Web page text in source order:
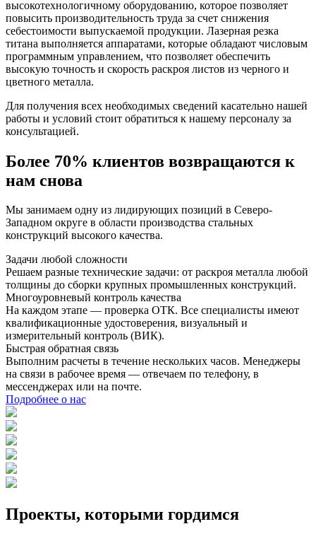
высокотехнологичному оборудованию, которое позволяет
повысить производительность труда за счет снижения
себестоимости выпускаемой продукции. Лазерная резка
титана выполняется аппаратами, которые обладают числовым
программным управлением, что позволяет обеспечить
высокую точность и скорость раскроя листов из черного и
цветного металла.
Для получения всех необходимых сведений касательно нашей
работы и условий стоит обратиться к нашему персоналу за
консультацией.
Более 70% клиентов возвращаются к
нам снова
Мы занимаем одну из лидирующих позиций в Северо-
Западном округе в области производства стальных
конструкций высокого качества.
Задачи любой сложности
Решаем разные технические задачи: от раскроя металла любой
толщины до сборки крупных промышленных конструкций.
Многоуровневый контроль качества
На каждом этапе — проверка ОТК. Все специалисты имеют
квалификационные удостоверения, визуальный и
измерительный контроль (ВИК).
Быстрая обратная связь
Выполним расчеты в течение нескольких часов. Менеджеры
на связи в рабочее время — отвечаем по телефону, в
мессенджерах или на почте.
Подробнее о нас
Проекты, которыми гордимся